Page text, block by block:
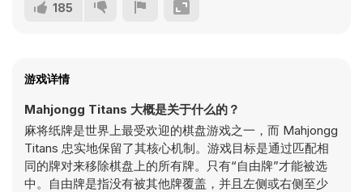
185
游戏详情
Mahjongg Titans 大概是关于什么的？
麻将纸牌是世界上最受欢迎的棋盘游戏之一，而 Mahjongg
Titans 忠实地保留了其核心机制。游戏目标是通过匹配相
同的牌对来移除棋盘上的所有牌。只有“自由牌”才能被选
中。自由牌是指没有被其他牌覆盖，并且左侧或右侧至少